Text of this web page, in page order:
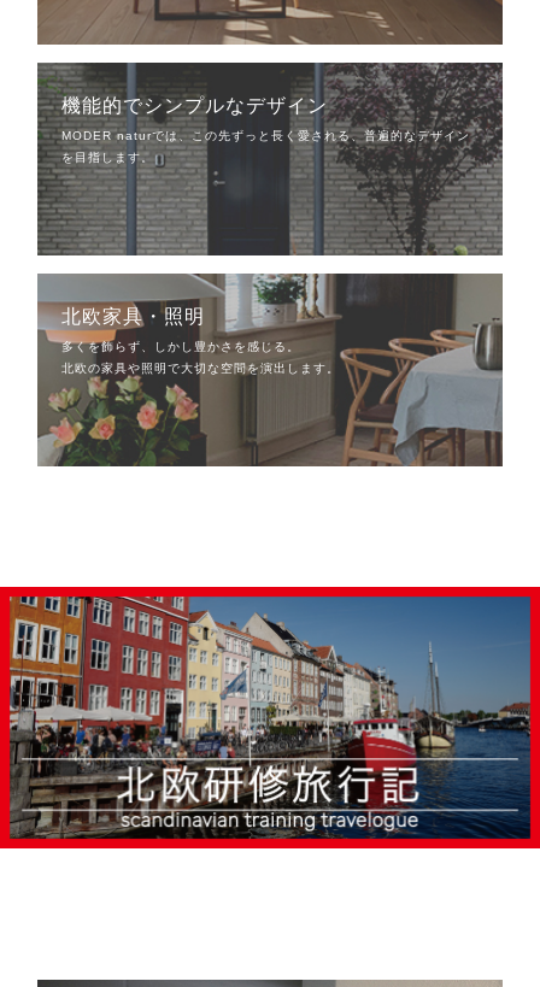
機能的でシンプルなデザイン
MODER naturでは、この先ずっと長く愛される、普遍的なデザイン
を目指します。
北欧家具・照明
多くを飾らず、しかし豊かさを感じる。
北欧の家具や照明で大切な空間を演出します。